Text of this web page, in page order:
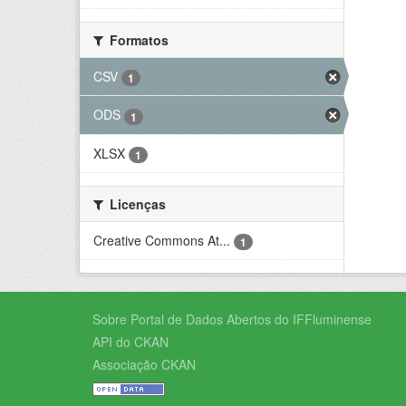
Formatos
CSV
1
ODS 1
XLSX 1
Licenças
Creative Commons At...
1
Sobre Portal de Dados Abertos do IFFluminense
API do CKAN
Associação CKAN